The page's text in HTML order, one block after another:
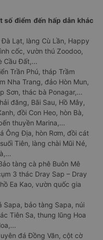
số điểm đến hấp dẫn khác
Lạt, làng Cù Lần, Happy
cốc, vườn thú Zoodoo,
Cầu Đất,...
Trần Phú, tháp Trầm
Nha Trang, đảo Hòn Mun,
Sơn, thác bà Ponagar,...
đăng, Bãi Sau, Hồ Mây,
đồi Con Heo, hòn Bà,
thuyền Marina,...
Ông Địa, hòn Rơm, đồi cát
Tiên, làng chài Mũi Né,
tàng cà phê Buôn Mê
3 thác Dray Sap – Dray
Ea Kao, vườn quốc gia
Sapa, bảo tàng Sapa, núi
Tiên Sa, thung lũng Hoa
đá Đồng Văn, cột cờ